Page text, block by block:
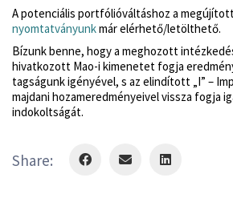
A potenciális portfólióváltáshoz a
nyomtatványunkmár elérhető/letölthető.
Bízunk benne, hogy a meghozott
hivatkozott Mao-i kimenetet fogja
tagságunk igényével, s az elindított „I” –
majdani hozameredményeivel vissza fogja
indokoltságát.
Share: